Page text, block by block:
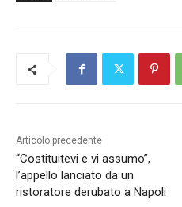
Articolo precedente
“Costituitevi e vi assumo”,
l’appello lanciato da un
ristoratore derubato a Napoli